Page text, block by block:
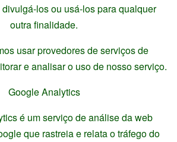
los ou usá-los para qualquer
outra finalidade.
usar provedores de serviços de
e analisar o uso de nosso serviço.
Google Analytics
é um serviço de análise da web
que rastreia e relata o tráfego do